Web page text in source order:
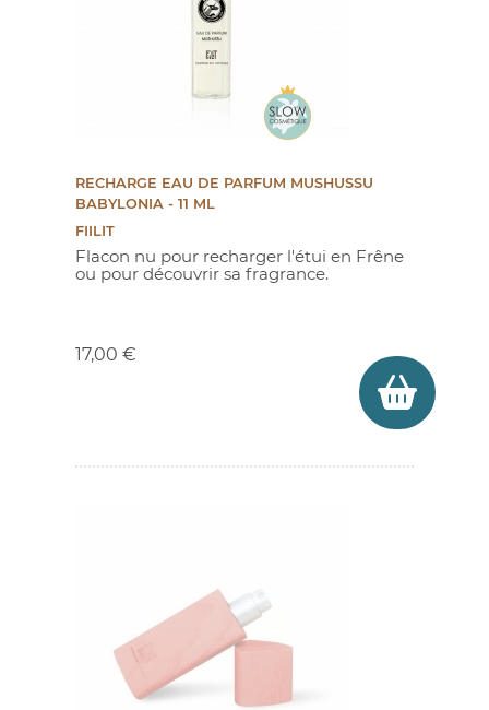
RECHARGE EAU DE PARFUM MUSHUSSU
BABYLONIA - 11 ML
FIILIT
Flacon nu pour recharger l'étui en Frêne
ou pour découvrir sa fragrance.
17,00 €